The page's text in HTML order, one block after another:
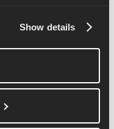
Show details